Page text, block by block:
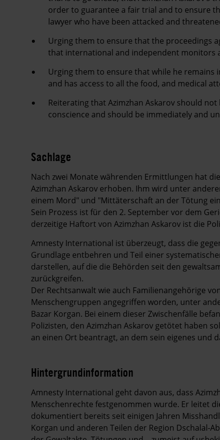
order to guarantee a fair trial and to ensure
lawyer who have been attacked and
Urging them to ensure that the proceedings
that international and independent monitors
Urging them to ensure that while he
and has access to all the food, and medical
Reiterating that Azimzhan Askarov should
conscience and should be immediately and
Sachlage
Nach zwei Monate währenden Ermittlungen hat
Azimzhan Askarov erhoben. Ihm wird unter
einem Mord" und "Mittäterschaft an der Tötung
Sein Prozess ist für den 2. September vor dem
derzeitige Haftort von Azimzhan Askarov ist die
Amnesty International ist überzeugt, dass die
Grundlage entbehren und Teil einer
darstellen, auf die die Behörden seit den
zurückgreifen.
Der Rechtsanwalt wie auch Familienangehörige
Menschengruppen angegriffen worden, unter
Bazar Korgan. Bei einem dieser Zwischenfälle
Polizisten, den Azimzhan Askarov getötet haben
an einen Ort beantragt, an dem sein eigenes und
Hintergrundinformation
Hintergrund
Amnesty International geht davon aus, dass
Menschenrechte festgenommen wurde. Er leitet
dokumentiert bereits seit einigen Jahren
Korgan und anderen Teilen der Region Dschalal-